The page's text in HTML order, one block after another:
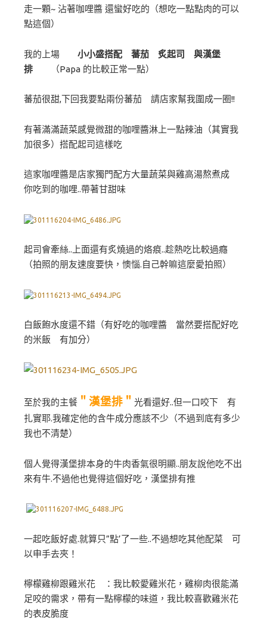
走一顆~ 沾著咖哩醬 還蠻好吃的（想吃一點點肉的可以
點這個）
我的上場 小小盛搭配 蕃茄 炙起司 與漢堡
排
（Papa 的比較正常一點）
蕃茄很甜,下回我要點兩份蕃茄 請店家幫我圍成一圈!!
有著滿滿蔬菜感覺微甜的咖哩醬淋上一點辣油（其實我
加很多）搭配起司這樣吃
這家咖哩醬是店家獨門配方大量蔬菜與雞高湯熬煮成
你吃到的咖哩..帶著甘甜味
起司會牽絲..上面還有炙燒過的烙痕..趁熱吃比較過癮
（拍照的朋友速度要快，懊惱.自己幹嘛這麼愛拍照）
白飯飽水度還不錯（有好吃的咖哩醬 當然要搭配好吃
的米飯 有加分）
至於我的主餐 ＂漢堡排＂ 光看還好..但一口咬下 有
扎實耶.我確定他的含牛成分應該不少（不過到底有多少
我也不清楚）
個人覺得漢堡排本身的牛肉香氣很明顯..朋友說他吃不出
來有牛.不過他也覺得這個好吃，漢堡排有推
一起吃飯好處.就算只”點’了一些..不過想吃其他配菜 可
以申手去夾！
檸檬雞柳跟雞米花 ：我比較愛雞米花，雞柳肉很能滿
足咬的需求，帶有一點檸檬的味道，我比較喜歡雞米花
的表皮脆度